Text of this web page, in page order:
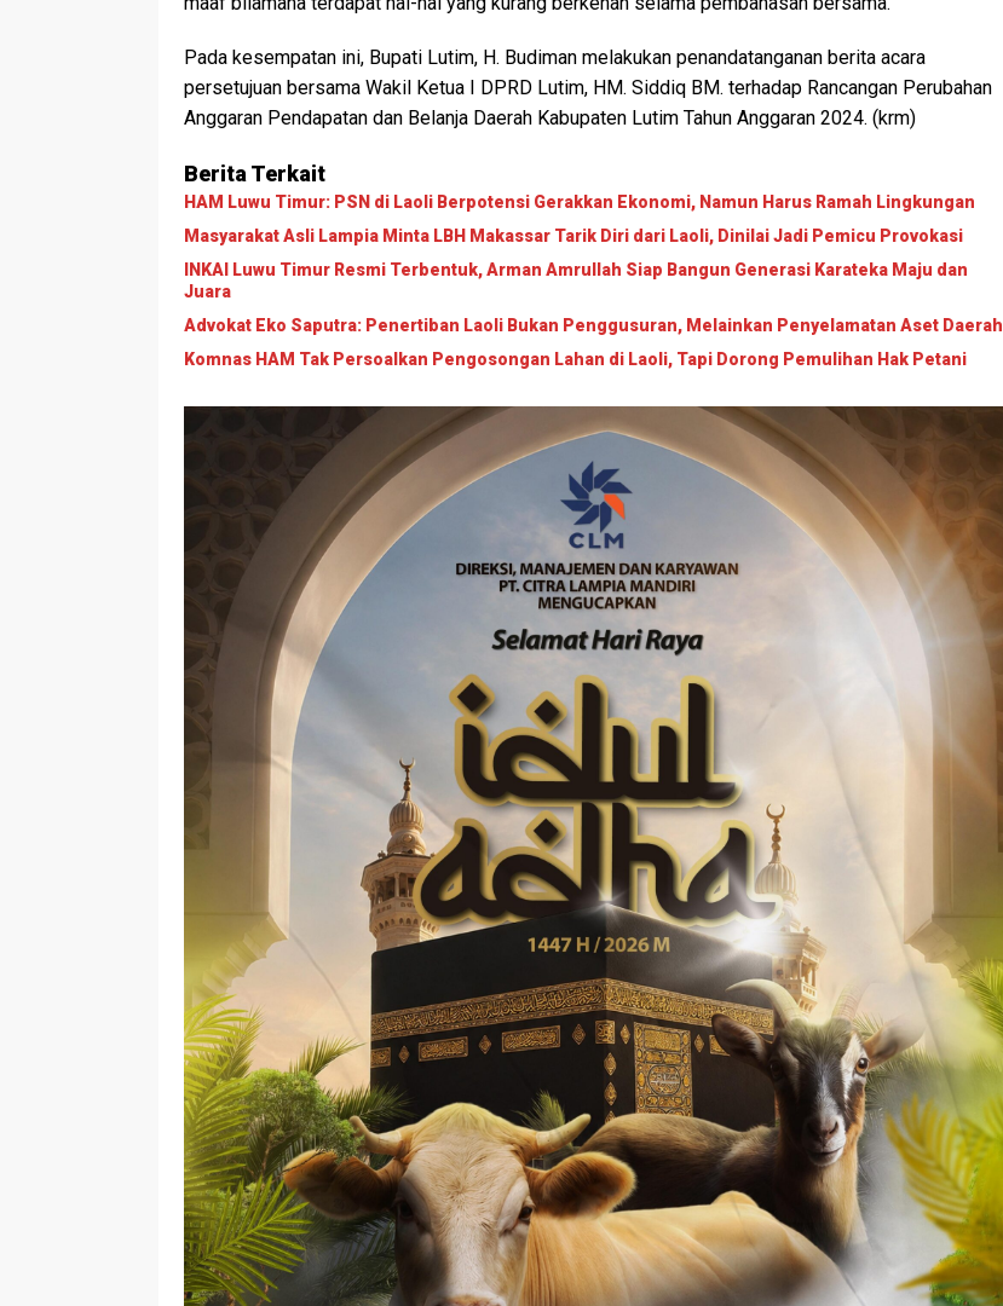
Pada kesempatan ini, Bupati Lutim, H. Budiman melakukan penandatanganan berita acara
persetujuan bersama Wakil Ketua I DPRD Lutim, HM. Siddiq BM. terhadap Rancangan Perubahan
Anggaran Pendapatan dan Belanja Daerah Kabupaten Lutim Tahun Anggaran 2024. (krm)
Berita Terkait
HAM Luwu Timur: PSN di Laoli Berpotensi Gerakkan Ekonomi, Namun Harus Ramah Lingkungan
Masyarakat Asli Lampia Minta LBH Makassar Tarik Diri dari Laoli, Dinilai Jadi Pemicu Provokasi
INKAI Luwu Timur Resmi Terbentuk, Arman Amrullah Siap Bangun Generasi Karateka Maju dan
Juara
Advokat Eko Saputra: Penertiban Laoli Bukan Penggusuran, Melainkan Penyelamatan Aset Daerah
Komnas HAM Tak Persoalkan Pengosongan Lahan di Laoli, Tapi Dorong Pemulihan Hak Petani